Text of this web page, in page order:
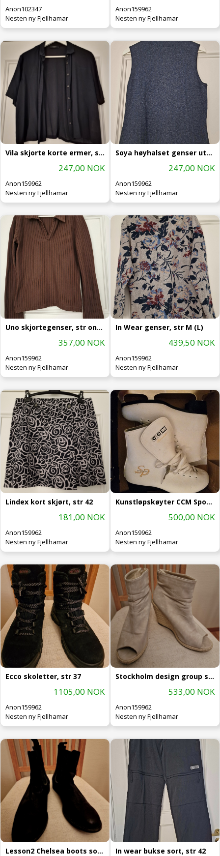
Anon102347
Nesten ny Fjellhamar
Anon159962
Nesten ny Fjellhamar
Vila skjorte korte ermer, str L
247,00 NOK
Anon159962
Nesten ny Fjellhamar
Soya høyhalset genser uten ermer, s
247,00 NOK
Anon159962
Nesten ny Fjellhamar
Uno skjortegenser, str onesize (L/X
357,00 NOK
Anon159962
Nesten ny Fjellhamar
In Wear genser, str M (L)
439,50 NOK
Anon159962
Nesten ny Fjellhamar
Lindex kort skjørt, str 42
181,00 NOK
Anon159962
Nesten ny Fjellhamar
Kunstløpskøyter CCM Sports, str 39
500,00 NOK
Anon159962
Nesten ny Fjellhamar
Ecco skoletter, str 37
1105,00 NOK
Anon159962
Nesten ny Fjellhamar
Stockholm design group sko, str. 41
533,00 NOK
Anon159962
Nesten ny Fjellhamar
Lesson2 Chelsea boots sorte, str 41 In wear bukse sort, str 42